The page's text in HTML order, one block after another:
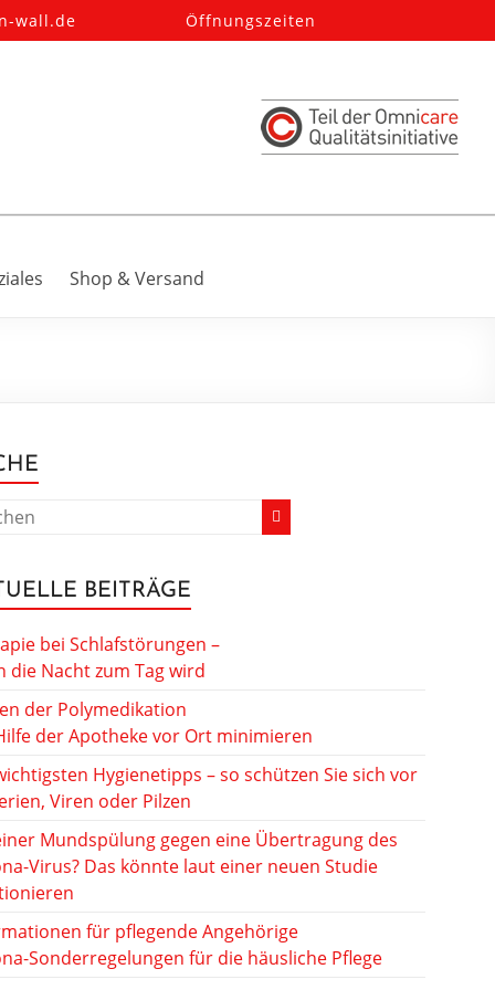
wall.de Öffnungszeiten
Shop & Versand
BEITRÄGE
bei Schlafstörungen –
die Nacht zum Tag wird
der Polymedikation
der Apotheke vor Ort minimieren
Hygienetipps – so schützen Sie sich vor
Viren oder Pilzen
Mundspülung gegen eine Übertragung des
Virus? Das könnte laut einer neuen Studie
für pflegende Angehörige
Sonderregelungen für die häusliche Pflege